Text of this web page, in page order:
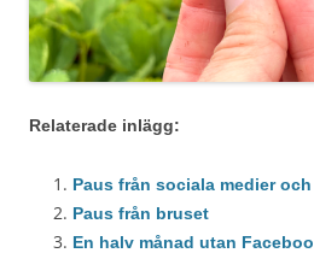
Relaterade inlägg:
Paus från sociala medier
Paus från bruset
En halv månad utan